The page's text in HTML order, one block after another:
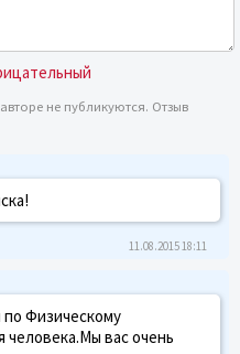
не публикуются. Отзыв
11.08.2015 18:11
Физическому
вас очень